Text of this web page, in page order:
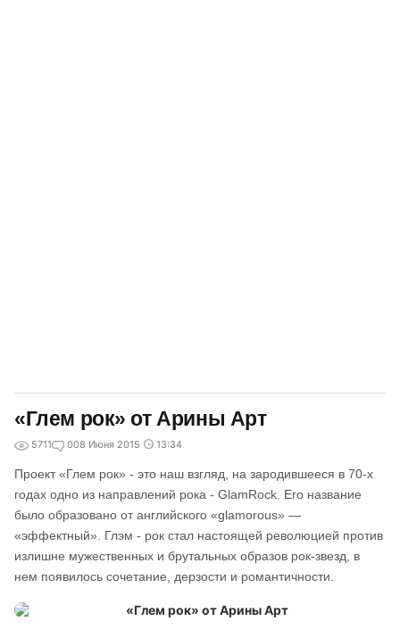
«Глем рок» от Арины Арт
5711 008 Июня 2015 13:34
Проект «Глем рок» - это наш взгляд, на зародившееся в 70-х
годах одно из направлений рока - GlamRock. Его название
было образовано от английского «glamorous» —
«эффектный». Глэм - рок стал настоящей революцией против
излишне мужественных и брутальных образов рок-звезд, в
нем появилось сочетание, дерзости и романтичности.